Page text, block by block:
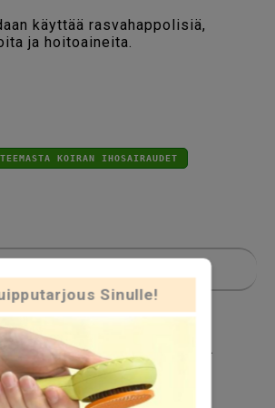
käyttää rasvahappolisiä,
ja hoitoaineita.
KOIRAN IHOSAIRAUDET
Sinulle!
tyhjennys
anaalirauhasongelmia.
anaalirauhaset tyhjennetään.
juoksuajasta eli kiimasta.